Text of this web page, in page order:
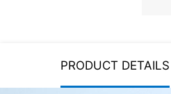
PRODUCT DETAILS